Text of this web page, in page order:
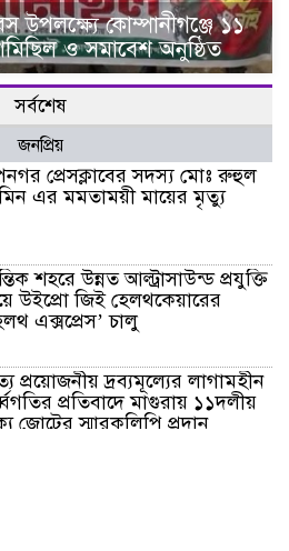
উপলক্ষ্যে কোম্পানীগঞ্জে ১১
ও সমাবেশ অনুষ্ঠিত
সর্বশেষ
জনপ্রিয়
প্রেসক্লাবের সদস্য মোঃ রুহুল
এর মমতাময়ী মায়ের মৃত্যু
শহরে উন্নত আল্ট্রাসাউন্ড প্রযুক্তি
উইপ্রো জিই হেলথকেয়ারের
এক্সপ্রেস’ চালু
প্রয়োজনীয় দ্রব্যমূল্যের লাগামহীন
প্রতিবাদে মাগুরায় ১১দলীয়
জোটের স্মারকলিপি প্রদান